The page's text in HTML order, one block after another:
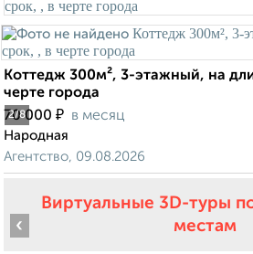
2/8
Коттедж 300м², 3-этажный, на
черте города
70 000 ₽ в месяц
Народная
Агентство, 09.08.2026
Виртуальные 3D-туры
местам
‹